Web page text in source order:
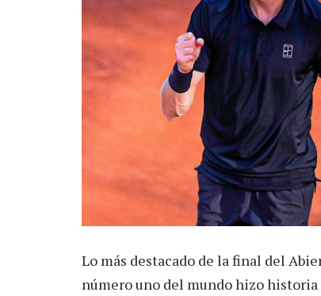
Lo más destacado de la final del
número uno del mundo hizo historia